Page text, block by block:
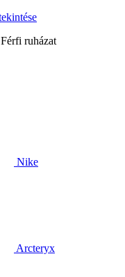
Férfi ruházat
Nike
Arcteryx